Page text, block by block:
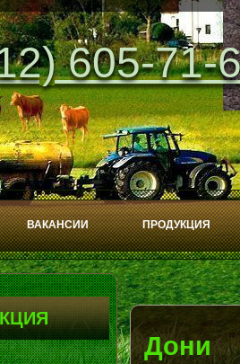
605-71-
ВАКАНСИИ ПРОДУКЦИЯ
Дони